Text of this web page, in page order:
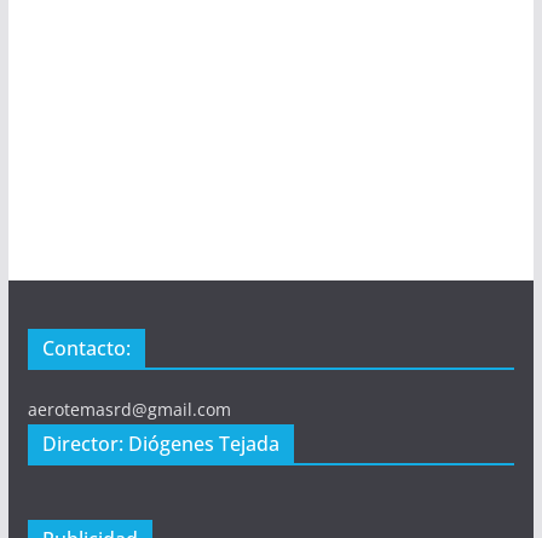
Contacto:
aerotemasrd@gmail.com
Director: Diógenes Tejada